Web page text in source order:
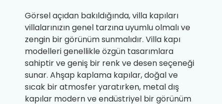
Görsel açıdan bakıldığında, villa kapıları
villalarınızın genel tarzına uyumlu olmalı ve
zengin bir görünüm sunmalıdır. Villa kapı
modelleri genellikle özgün tasarımlara
sahiptir ve geniş bir renk ve desen seçeneği
sunar. Ahşap kaplama kapılar, doğal ve
sıcak bir atmosfer yaratırken, metal dış
kapılar modern ve endüstriyel bir görünüm